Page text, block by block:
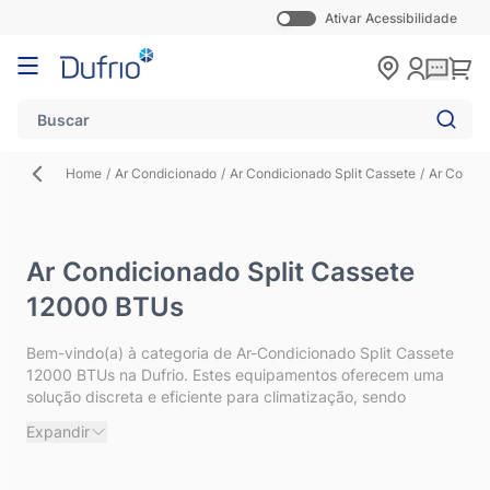
Ativar Acessibilidade
Pular para o conteúdo
Home / Ar Condicionado / Ar Condicionado Split Cassete / Ar
Ar Condicionado Split Cassete
12000 BTUs
Bem-vindo(a) à categoria de Ar-Condicionado Split Cassete
12000 BTUs na Dufrio. Estes equipamentos oferecem uma
solução discreta e eficiente para climatização, sendo
apresentamos as respostas para as perguntas mais comuns
Expandir